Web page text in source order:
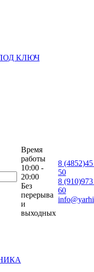
КЛЮЧ
Время
работы
10:00 -
20:00
Без
перерыва
и
выходных
8
50
8
60